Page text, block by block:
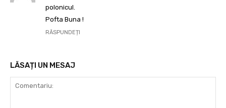
polonicul.
Pofta Buna !
RĂSPUNDEȚI
LĂSAȚI UN MESAJ